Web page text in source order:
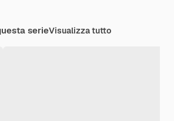
serieVisualizza tutto